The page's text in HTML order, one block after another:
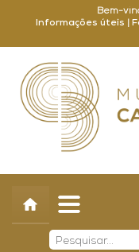
Bem-
Informações úteis
Concelho
Município
Turismo
Cultura
Outros
Balcão Online